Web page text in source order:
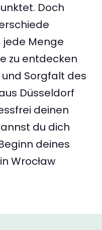
Doch
jede Menge
zu entdecken
Sorgfalt des
Düsseldorf
deinen
du dich
deines
Wrocław